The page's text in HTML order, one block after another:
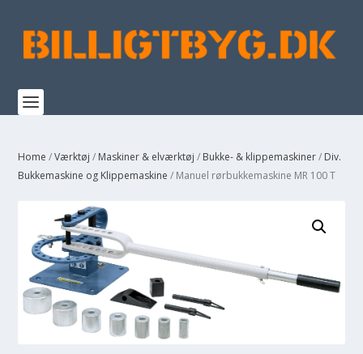
Home /Værktøj / Maskiner & elværktøj / Bukke- & klippemaskiner/ Div.
Bukkemaskine og Klippemaskine / Manuel rørbukkemaskine MR 100 T